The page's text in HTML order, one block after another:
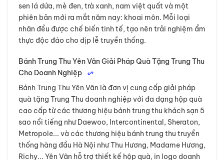
sen lá dứa, mè đen, trà xanh, nam việt quất và một
phiên bản mới ra mắt năm nay: khoai môn. Mỗi loại
nhân đều được chế biến tinh tế, tạo nên trải nghiệm ẩm
thực độc đáo cho dịp lễ truyền thống.
Bánh Trung Thu Yên Vân Giải Pháp Quà Tặng Trung Thu
Cho Doanh Nghiệp
Bánh Trung Thu Yên Vân là đơn vị cung cấp giải pháp
quà tặng Trung Thu doanh nghiệp với đa dạng hộp quà
cao cấp từ các thương hiệu bánh trung thu khách sạn 5
sao nổi tiếng như Daewoo, Intercontinental, Sheraton,
Metropole... và các thương hiệu bánh trung thu truyền
thống hàng đầu Hà Nội như Thu Hương, Madame Hương,
Richy... Yên Vân hỗ trợ thiết kế hộp quà, in logo doanh